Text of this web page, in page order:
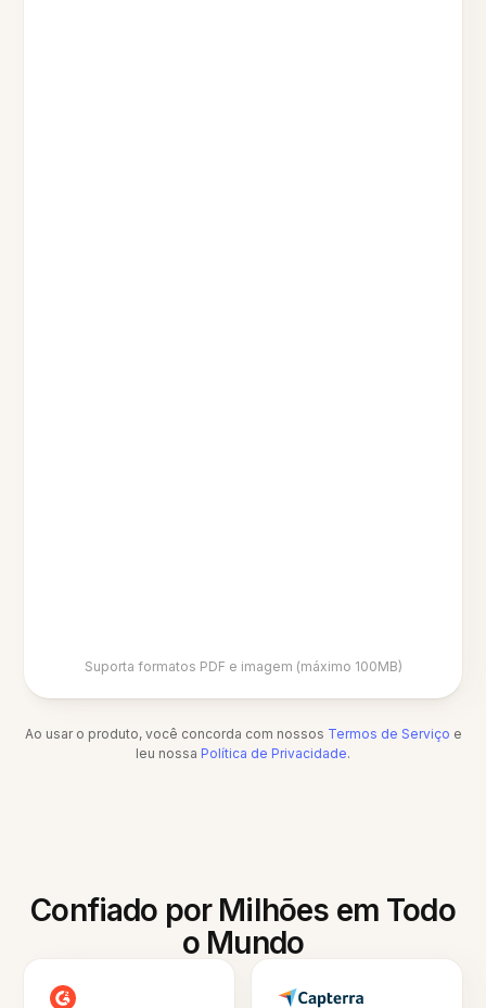
Suporta formatos PDF e imagem (máximo 100MB)
Ao usar o produto, você concorda com nossos Termos de Serviço e
leu nossa Política de Privacidade.
Confiado por Milhões em Todo
o Mundo